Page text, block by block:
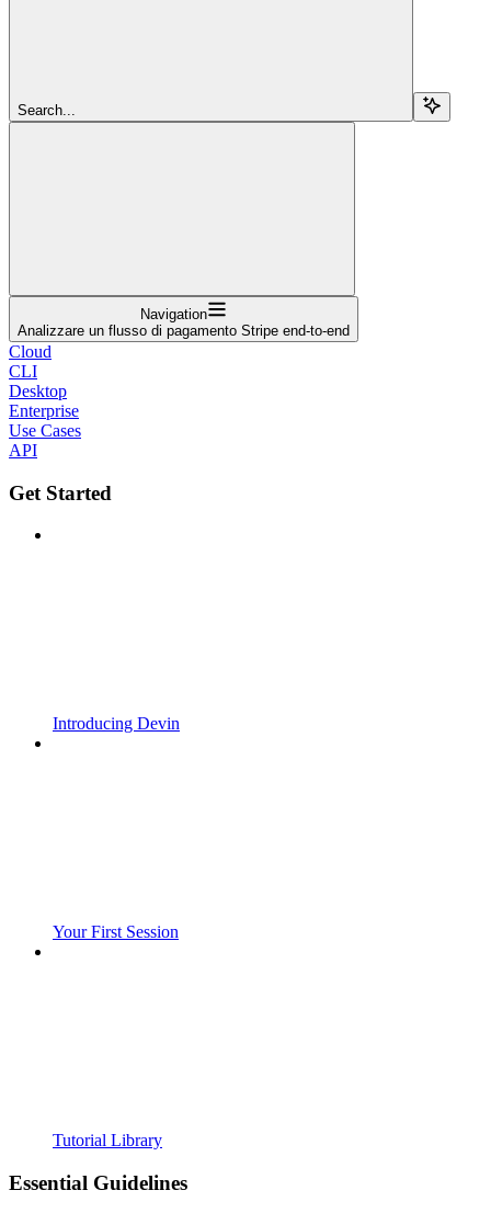
Search...
Navigation
Analizzare un flusso di pagamento Stripe end-to-end
Cloud
CLI
Desktop
Enterprise
Use Cases
API
Get Started
Introducing Devin
Your First Session
Tutorial Library
Essential Guidelines